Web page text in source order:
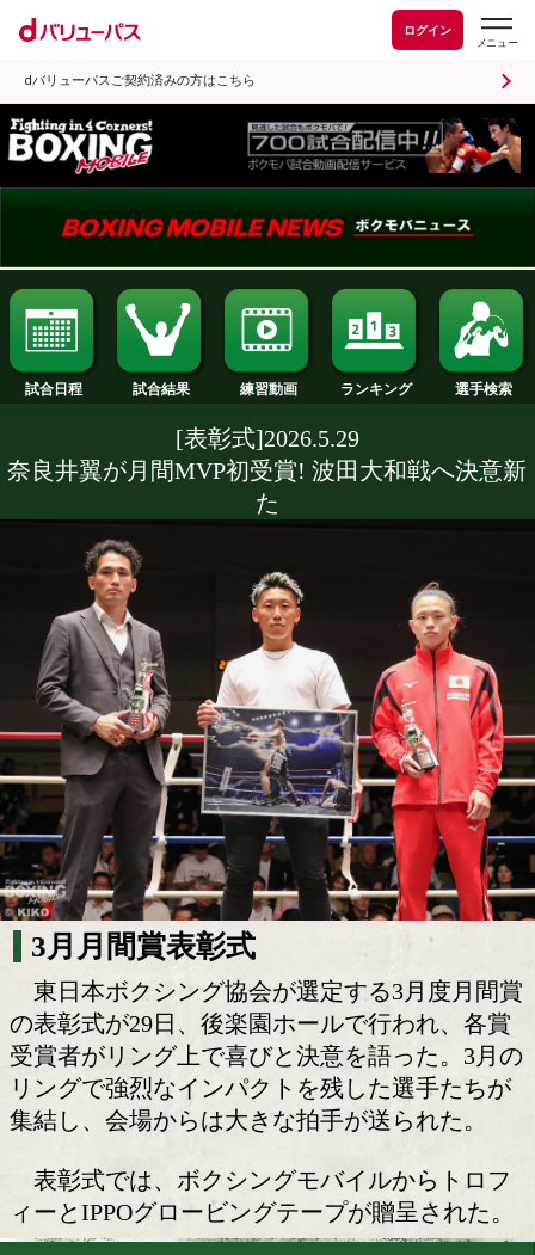
ログイン
dバリューパスご契約済みの方はこちら
試合日程 試合結果 練習動画 ランキング
[表彰式]2026.5.29
奈良井翼が月間MVP初受賞! 波田大和戦
3月月間賞表彰式
東日本ボクシング協会が選定する3月
の表彰式が29日、後楽園ホールで行わ